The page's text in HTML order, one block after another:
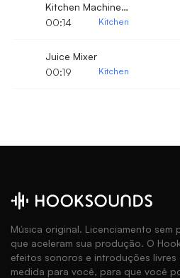
Kitchen Machine mixing
00:14
Kitchen
Juice Mixer
00:19
Kitchen
Música original. Licenciamento sem
que aceleram sua produção. O
efeitos sonoros e introduções
medida para você, para que você